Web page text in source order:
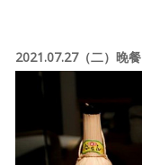
2021.07.27（二）晚餐